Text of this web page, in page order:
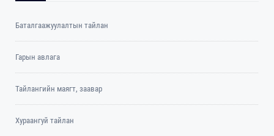
Баталгаажуулалтын тайлан
Гарын авлага
Тайлангийн маягт, заавар
Хураангуй тайлан